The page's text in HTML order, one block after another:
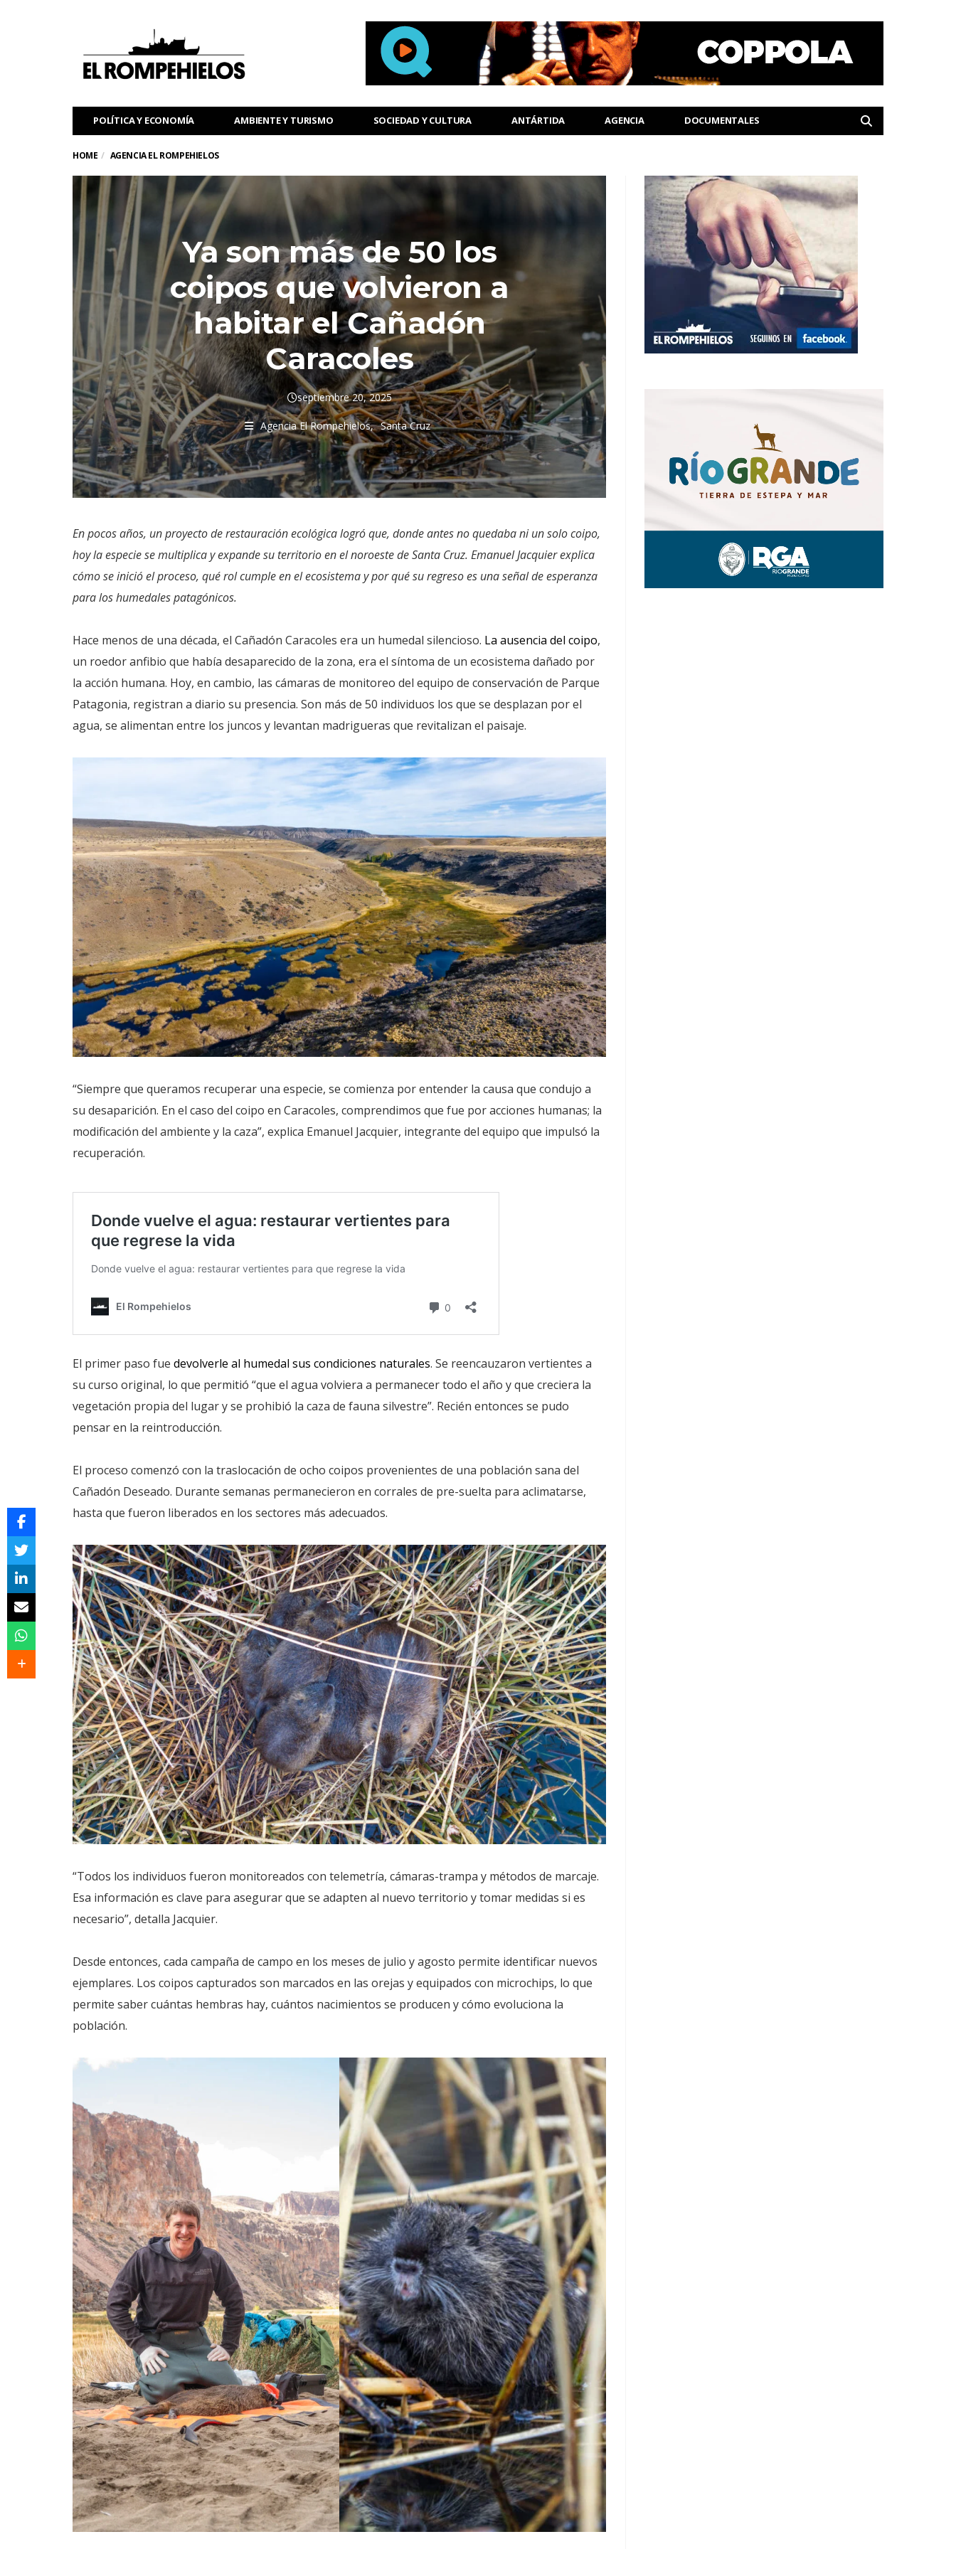
POLÍTICA Y ECONOMÍA AMBIENTE Y TURISMO SOCIEDAD Y CULTURA ANTÁRTIDA AGENCIA DOCUMENTALES
HOME AGENCIA EL ROMPEHIELOS
Ya son más de 50 los
coipos que volvieron a
habitar el Cañadón
Caracoles
septiembre 20, 2025
Agencia El Rompehielos Santa Cruz
En pocos años, un proyecto de restauración ecológica logró que, donde antes no quedaba ni un solo coipo,
hoy la especie se multiplica y expande su territorio en el noroeste de Santa Cruz. Emanuel Jacquier explica
cómo se inició el proceso, qué rol cumple en el ecosistema y por qué su regreso es una señal de esperanza
para los humedales patagónicos.
Hace menos de una década, el Cañadón Caracoles era un humedal silencioso. La ausencia del coipo,
un roedor anfibio que había desaparecido de la zona, era el síntoma de un ecosistema dañado por
la acción humana. Hoy, en cambio, las cámaras de monitoreo del equipo de conservación de Parque
Patagonia, registran a diario su presencia. Son más de 50 individuos los que se desplazan por el
agua, se alimentan entre los juncos y levantan madrigueras que revitalizan el paisaje.
“Siempre que queramos recuperar una especie, se comienza por entender la causa que condujo a
su desaparición. En el caso del coipo en Caracoles, comprendimos que fue por acciones humanas; la
modificación del ambiente y la caza”, explica Emanuel Jacquier, integrante del equipo que impulsó la
recuperación.
El primer paso fue devolverle al humedal sus condiciones naturales. Se reencauzaron vertientes a
su curso original, lo que permitió “que el agua volviera a permanecer todo el año y que creciera la
vegetación propia del lugar y se prohibió la caza de fauna silvestre”. Recién entonces se pudo
pensar en la reintroducción.
El proceso comenzó con la traslocación de ocho coipos provenientes de una población sana del
Cañadón Deseado. Durante semanas permanecieron en corrales de pre-suelta para aclimatarse,
hasta que fueron liberados en los sectores más adecuados.
“Todos los individuos fueron monitoreados con telemetría, cámaras-trampa y métodos de marcaje.
Esa información es clave para asegurar que se adapten al nuevo territorio y tomar medidas si es
necesario”, detalla Jacquier.
Desde entonces, cada campaña de campo en los meses de julio y agosto permite identificar nuevos
ejemplares. Los coipos capturados son marcados en las orejas y equipados con microchips, lo que
permite saber cuántas hembras hay, cuántos nacimientos se producen y cómo evoluciona la
población.